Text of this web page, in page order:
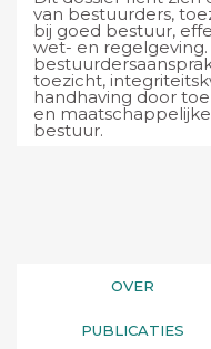
van bestuurders,
bij goed bestuur,
wet- en
toezicht,
handhaving door
en
bestuur.
OVER
PUBLICATIES